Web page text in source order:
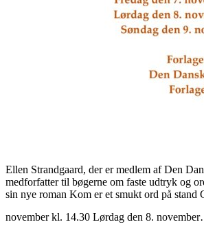
Ellen Strandgaard, der er medlem af Den
medforfatter til bøgerne om faste udtryk og
sin nye roman Kom er et smukt ord på stand
november kl. 14.30 Lørdag den 8.